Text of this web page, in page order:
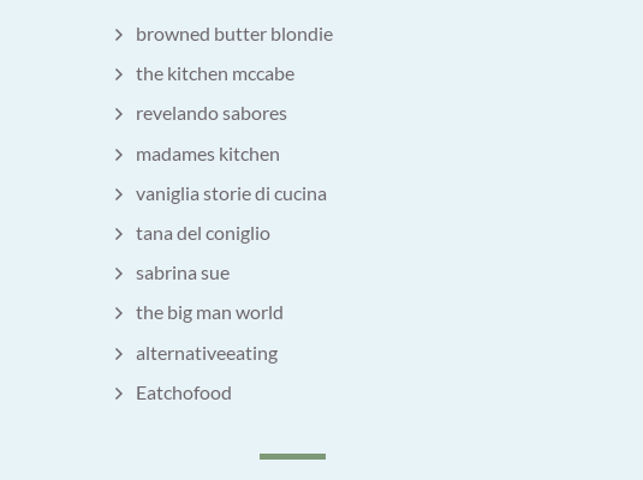
browned butter blondie
the kitchen mccabe
revelando sabores
madames kitchen
vaniglia storie di cucina
tana del coniglio
sabrina sue
the big man world
alternativeeating
Eatchofood